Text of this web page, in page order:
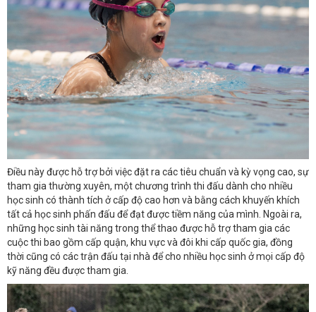
Điều này được hỗ trợ bởi việc đặt ra các tiêu chuẩn và kỳ vọng cao, sự
tham gia thường xuyên, một chương trình thi đấu dành cho nhiều
học sinh có thành tích ở cấp độ cao hơn và bằng cách khuyến khích
tất cả học sinh phấn đấu để đạt được tiềm năng của mình. Ngoài ra,
những học sinh tài năng trong thể thao được hỗ trợ tham gia các
cuộc thi bao gồm cấp quận, khu vực và đôi khi cấp quốc gia, đồng
thời cũng có các trận đấu tại nhà để cho nhiều học sinh ở mọi cấp độ
kỹ năng đều được tham gia.